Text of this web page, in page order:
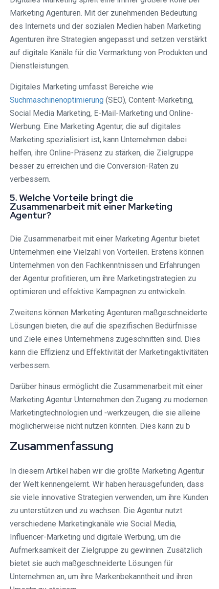
Marketing Agenturen. Mit der zunehmenden Bedeutung
des Internets und der sozialen Medien haben Marketing
Agenturen ihre Strategien angepasst und setzen verstärkt
auf digitale Kanäle für die Vermarktung von Produkten und
Dienstleistungen.
Digitales Marketing umfasst Bereiche wie
Suchmaschinenoptimierung (SEO), Content-Marketing,
Social Media Marketing, E-Mail-Marketing und Online-
Werbung. Eine Marketing Agentur, die auf digitales
Marketing spezialisiert ist, kann Unternehmen dabei
helfen, ihre Online-Präsenz zu stärken, die Zielgruppe
besser zu erreichen und die Conversion-Raten zu
verbessern.
5. Welche Vorteile bringt die
Zusammenarbeit mit einer Marketing
Agentur?
Die Zusammenarbeit mit einer Marketing Agentur bietet
Unternehmen eine Vielzahl von Vorteilen. Erstens können
Unternehmen von den Fachkenntnissen und Erfahrungen
der Agentur profitieren, um ihre Marketingstrategien zu
optimieren und effektive Kampagnen zu entwickeln.
Zweitens können Marketing Agenturen maßgeschneiderte
Lösungen bieten, die auf die spezifischen Bedürfnisse
und Ziele eines Unternehmens zugeschnitten sind. Dies
kann die Effizienz und Effektivität der Marketingaktivitäten
verbessern.
Darüber hinaus ermöglicht die Zusammenarbeit mit einer
Marketing Agentur Unternehmen den Zugang zu modernen
Marketingtechnologien und -werkzeugen, die sie alleine
möglicherweise nicht nutzen könnten. Dies kann zu b
Zusammenfassung
In diesem Artikel haben wir die größte Marketing Agentur
der Welt kennengelernt. Wir haben herausgefunden, dass
sie viele innovative Strategien verwenden, um ihre Kunden
zu unterstützen und zu wachsen. Die Agentur nutzt
verschiedene Marketingkanäle wie Social Media,
Influencer-Marketing und digitale Werbung, um die
Aufmerksamkeit der Zielgruppe zu gewinnen. Zusätzlich
bietet sie auch maßgeschneiderte Lösungen für
Unternehmen an, um ihre Markenbekanntheit und ihren